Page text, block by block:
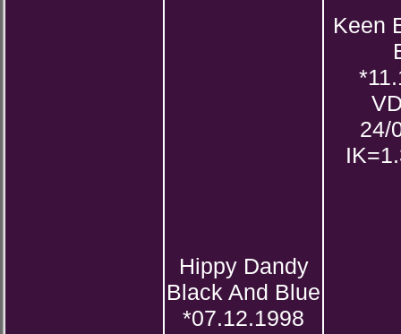
Hippy Dandy
Black And Blue
*07.12.1998
Keen
24/